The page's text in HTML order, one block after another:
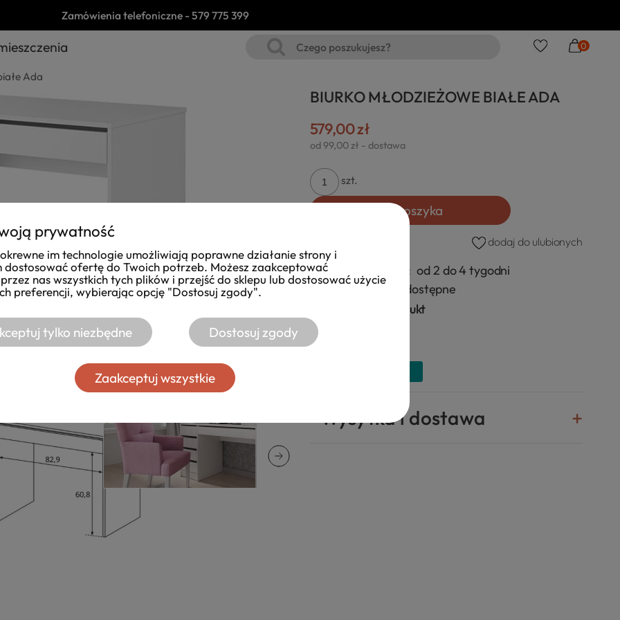
0
Ada
BIURKO MŁODZIEŻOWE BIAŁE ADA
579,00 zł
od 99,00 zł - dostawa
szt.
Do koszyka
dodaj do ulubionych
Czas realizacji: od 2 do 4 tygodni
Dostępność:
dostępne
Zapytaj o produkt
Wysyłka i dostawa
Zamówienia telefoniczne -579 775 399
prywatność
im technologie umożliwiają poprawne działanie strony i
dostosować ofertę do Twoich potrzeb. Możesz zaakceptować
nas wszystkich tych plików i przejść do sklepu lub dostosować użycie
preferencji, wybierając opcję "Dostosuj zgody".
tylko niezbędne Dostosuj zgody
Zaakceptuj wszystkie